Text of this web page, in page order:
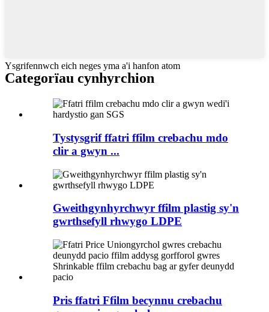
Ysgrifennwch eich neges yma a'i hanfon atom
Categorïau cynhyrchion
Tystysgrif ffatri ffilm crebachu mdo
clir a gwyn ...
Gweithgynhyrchwyr ffilm plastig sy'n
gwrthsefyll rhwygo LDPE
Pris ffatri Ffilm becynnu crebachu